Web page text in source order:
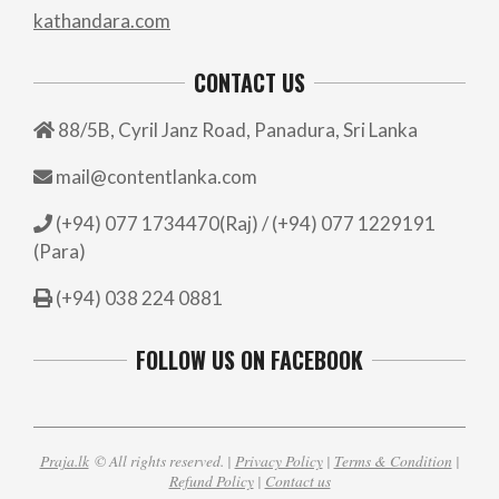
kathandara.com
CONTACT US
88/5B, Cyril Janz Road, Panadura, Sri Lanka
mail@contentlanka.com
(+94) 077 1734470(Raj) / (+94) 077 1229191
(Para)
(+94) 038 224 0881
FOLLOW US ON FACEBOOK
Praja.lk© All rights reserved. | Privacy Policy| Terms & Condition |
Refund Policy| Contact us